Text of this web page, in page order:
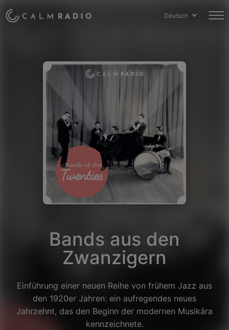
Deutsch
Bands aus den
Zwanzigern
Einführung einer neuen Reihe von frühem Jazz aus
den 1920er Jahren: ein aufregendes neues
Jahrzehnt, das den Beginn der modernen Musikära
kennzeichnete.